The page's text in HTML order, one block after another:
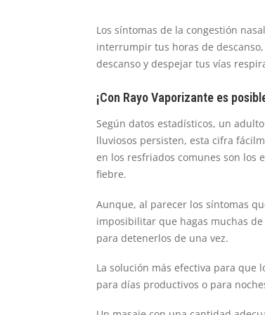
Los síntomas de la congestión
interrumpir tus horas de
descanso y despejar tus vías
¡Con Rayo Vaporizante es
Según datos estadísticos, un
lluviosos persisten, esta cifra
en los resfriados comunes son los
fiebre.
Aunque, al parecer los síntomas
imposibilitar que hagas muchas
para detenerlos de una vez.
La solución más efectiva para que
para días productivos o para